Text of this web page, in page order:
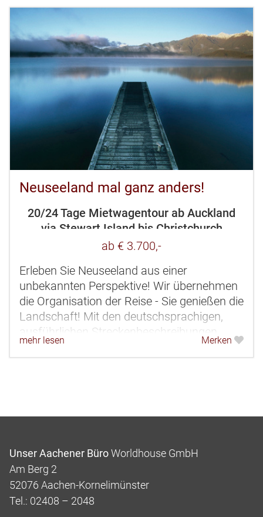
Neuseeland mal ganz anders!
20/24 Tage Mietwagentour ab Auckland
via Stewart Island bis Christchurch
ab € 3.700,-
Erleben Sie Neuseeland aus einer
unbekannten Perspektive! Wir übernehmen
die Organisation der Reise - Sie genießen die
Landschaft! Mit den deutschsprachigen,
ausführlichen Streckenbeschreibungen
reisen Sie bequem und einfach. Die Reise...
mehr lesen Merken
Unser Aachener BüroWorldhouse GmbH
Am Berg 2
52076 Aachen-Kornelimünster
Tel.: 02408 – 2048